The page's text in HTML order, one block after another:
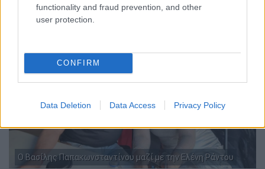
functionality and fraud prevention, and other
user protection.
CONFIRM
Data Deletion Data Access Privacy Policy
Ο Βασίλης Παπακωνσταντίνου μαζί με την Ελένη Ράντου